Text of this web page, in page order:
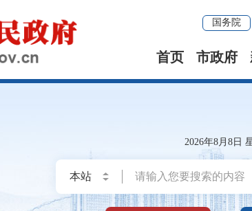
国务院
首页 市政府
2026年8月8日